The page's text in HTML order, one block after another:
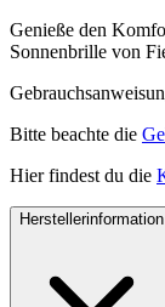
Genieße den
Sonnenbrille von
Bitte beachte die
Hier findest du die
Herstellerinformation